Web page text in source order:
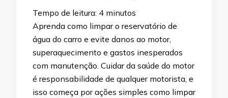
Tempo de leitura: 4 minutos
Aprenda como limpar o reservatório de
água do carro e evite danos ao motor,
superaquecimento e gastos inesperados
com manutenção. Cuidar da saúde do motor
é responsabilidade de qualquer motorista, e
isso começa por ações simples como limpar